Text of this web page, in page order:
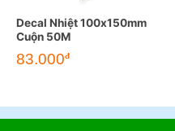
Decal Nhiệt 100x150mm
Cuộn 50M
83.000đ